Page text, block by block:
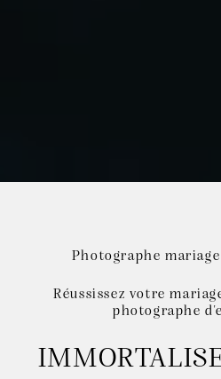
Photographe
Réussissez votre
photographe